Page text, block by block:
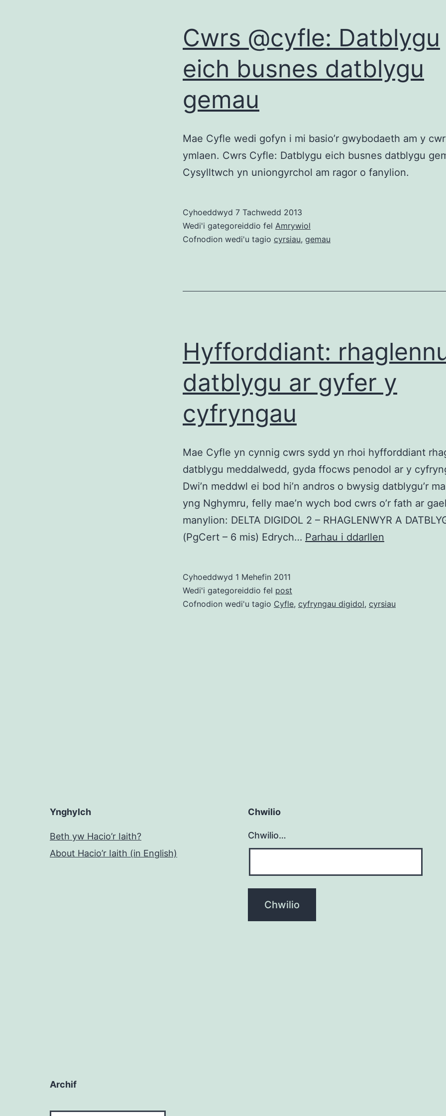
Cwrs @cyfle: Datblygu
eich busnes datblygu
gemau
Mae Cyfle wedi gofyn i mi basio’r gwybodaeth am y
ymlaen. Cwrs Cyfle: Datblygu eich busnes datblygu
Cysylltwch yn uniongyrchol am ragor o fanylion.
Cyhoeddwyd 7 Tachwedd 2013
Wedi'i gategoreiddio fel Amrywiol
Cofnodion wedi'u tagio cyrsiau, gemau
Hyfforddiant:
datblygu ar gyfer y
cyfryngau
Mae Cyfle yn cynnig cwrs sydd yn rhoi hyfforddiant
datblygu meddalwedd, gyda ffocws penodol ar y
Dwi’n meddwl ei bod hi’n andros o bwysig datblygu’r
yng Nghymru, felly mae’n wych bod cwrs o’r fath ar
manylion: DELTA DIGIDOL 2 – RHAGLENWYR A
(PgCert – 6 mis) Edrych… Parhau i ddarllen
ar
Cyhoeddwyd 1 Mehefin 2011
Wedi'i gategoreiddio fel post
Cofnodion wedi'u tagio Cyfle, cyfryngau digidol, cyrsiau
Ynghylch
Beth yw Hacio’r Iaith?
About Hacio’r Iaith (in English)
Chwilio
Chwilio…
Archif